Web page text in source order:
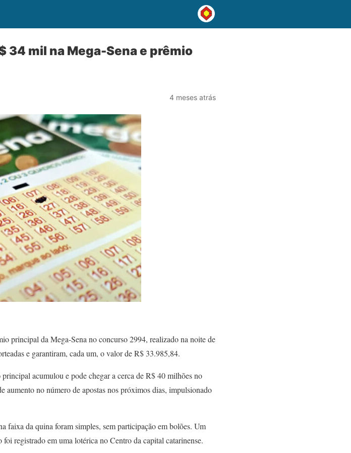
34 mil na Mega-Sena e prêmio
4 meses atrás
principal da Mega-Sena no concurso 2994, realizado na noite de
e garantiram, cada um, o valor de R$ 33.985,84.
acumulou e pode chegar a cerca de R$ 40 milhões no
no número de apostas nos próximos dias, impulsionado
faixa da quina foram simples, sem participação em bolões. Um
registrado em uma lotérica no Centro da capital catarinense.